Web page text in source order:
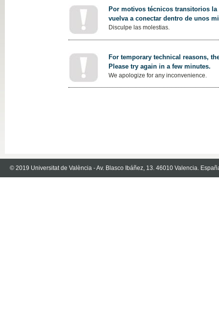
Por motivos técnicos transitorios
vuelva a conectar dentro de unos
Disculpe las molestias.
For temporary technical reasons,
Please try again in a few minutes.
We apologize for any inconvenience.
© 2019 Universitat de València - Av. Blasco Ibáñez, 13. 46010 Valencia.